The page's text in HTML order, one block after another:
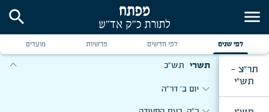
menu
search
לפי שנים לפי חדשים פרשיות מועדים
תר"צ -
תש"י
תשרי תש"כ
expand_more
expand_moreיום ב' דר"ה